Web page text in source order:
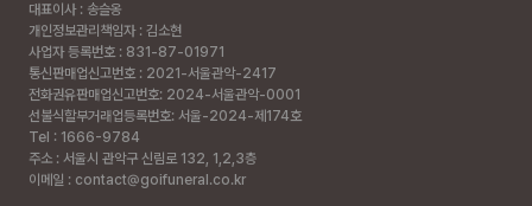
대표이사 : 송슬옹
개인정보관리책임자 : 김소현
사업자 등록번호 : 831-87-01971
통신판매업신고번호 : 2021-서울관악-2417
전화권유판매업신고번호: 2024-서울관악-0001
선불식할부거래업등록번호: 서울-2024-제174호
Tel : 1666-9784
주소 : 서울시 관악구 신림로 132, 1,2,3층
이메일 : contact@goifuneral.co.kr